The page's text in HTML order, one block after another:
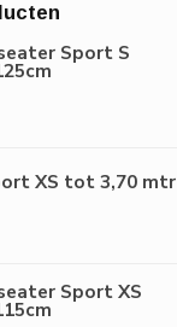
Sport S
XS tot 3,70 mtr
Sport XS